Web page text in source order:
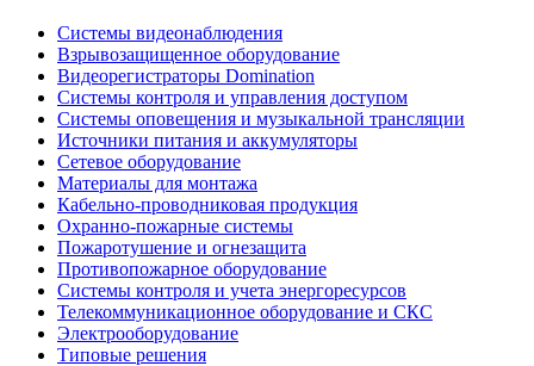
Системы видеонаблюдения
Взрывозащищенное оборудование
Видеорегистраторы Domination
Системы контроля и управления доступом
Системы оповещения и музыкальной трансляции
Источники питания и аккумуляторы
Сетевое оборудование
Материалы для монтажа
Кабельно-проводниковая продукция
Охранно-пожарные системы
Пожаротушение и огнезащита
Противопожарное оборудование
Системы контроля и учета энергоресурсов
Телекоммуникационное оборудование и СКС
Электрооборудование
Типовые решения